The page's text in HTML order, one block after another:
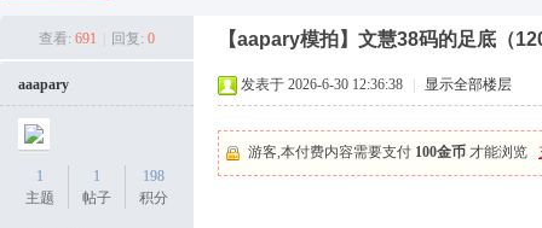
查看: 691 回复: 0 【aapary模拍】文慧38码的足底（
aaapary
1
主题
1
帖子
198
积分
发表于 2026-6-30 12:36:38 显示全部楼层
游客,本付费内容需要支付 100金币 才能浏览